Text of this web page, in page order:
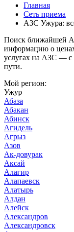
Главная
Сеть приема
АЗС Ужура:
Поиск ближайшей
информацию о
услугах на АЗС — с
пути.
Мой регион:
Ужур
Абаза
Абакан
Абинск
Агидель
Агрыз
Азов
Ак-довурак
Аксай
Алагир
Алапаевск
Алатырь
Алдан
Алейск
Александров
Александровск